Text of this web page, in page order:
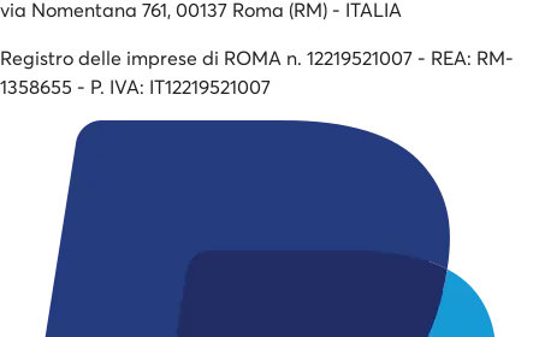
via Nomentana 761, 00137 Roma (RM) - ITALIA
Registro delle imprese di ROMA n. 12219521007 - REA: RM-
1358655 - P. IVA: IT12219521007